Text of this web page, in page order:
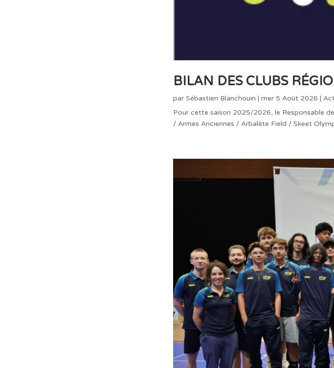
BILAN DES CLUBS
parSébastien Blanchouin |mer 5 Août 2026 |
Pour cette saison 2025/2026, le Responsable
/ Armes Anciennes / Arbalète Field / Skeet